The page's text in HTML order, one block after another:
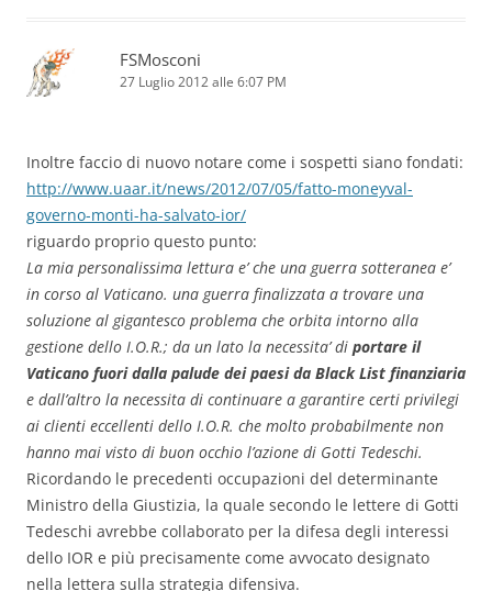
FSMosconi
27 Luglio 2012 alle 6:07 PM
Inoltre faccio di nuovo notare come i sospetti siano fondati:
http://www.uaar.it/news/2012/07/05/fatto-moneyval-
governo-monti-ha-salvato-ior/
riguardo proprio questo punto:
La mia personalissima lettura e’ che una guerra sotteranea e’
in corso al Vaticano. una guerra finalizzata a trovare una
soluzione al gigantesco problema che orbita intorno alla
gestione dello I.O.R.; da un lato la necessita’ di portare il
Vaticano fuori dalla palude dei paesi da Black List finanziaria
e dall’altro la necessita di continuare a garantire certi privilegi
ai clienti eccellenti dello I.O.R. che molto probabilmente non
hanno mai visto di buon occhio l’azione di Gotti Tedeschi.
Ricordando le precedenti occupazioni del determinante
Ministro della Giustizia, la quale secondo le lettere di Gotti
Tedeschi avrebbe collaborato per la difesa degli interessi
dello IOR e più precisamente come avvocato designato
nella lettera sulla strategia difensiva.